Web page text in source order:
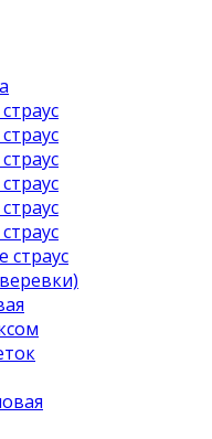
страус